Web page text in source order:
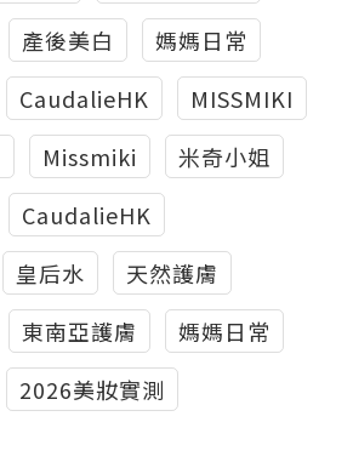
產後美白
媽媽日常
CaudalieHK
MISSMIKI
Missmiki
米奇小姐
CaudalieHK
皇后水
天然護膚
東南亞護膚
媽媽日常
2026美妝實測